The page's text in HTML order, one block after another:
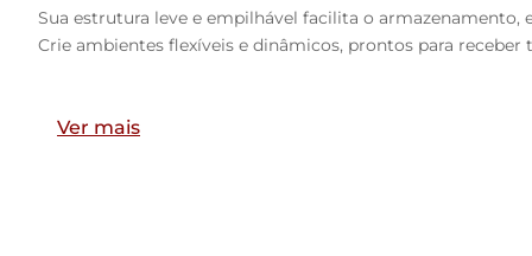
Sua estrutura leve e empilhável facilita o
Crie ambientes flexíveis e dinâmicos, prontos para
Dimensões da Cadeira (L x A x P)
Ver mais